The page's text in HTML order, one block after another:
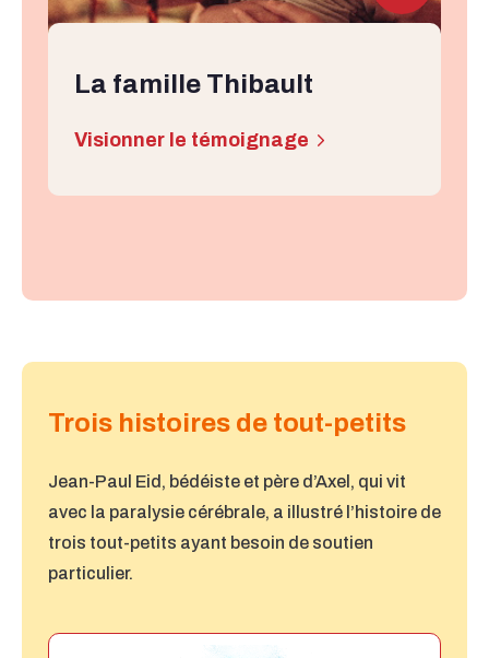
La famille Thibault
Visionner le témoignage
Trois histoires de tout-petits
Jean-Paul Eid, bédéiste et père d’Axel, qui vit
avec la paralysie cérébrale, a illustré l’histoire de
trois tout-petits ayant besoin de soutien
particulier.